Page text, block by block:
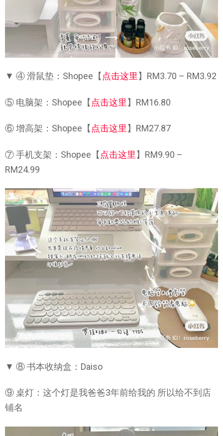
▼ ④ 滑鼠垫：Shopee【 点击这里 】RM3.70 – RM3.92
⑤ 电脑架：Shopee【点击这里】RM16.80
⑥ 增高架：Shopee【 点击这里 】RM27.87
⑦ 手机支架：Shopee【点击这里】RM9.90 –
RM24.99
▼ ⑧ 书本收纳盒：Daiso
⑨ 桌灯：这个灯是我爸爸3年前给我的 所以给不到店
铺名